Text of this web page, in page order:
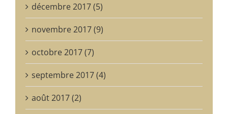
décembre 2017 (5)
novembre 2017 (9)
octobre 2017 (7)
septembre 2017 (4)
août 2017 (2)